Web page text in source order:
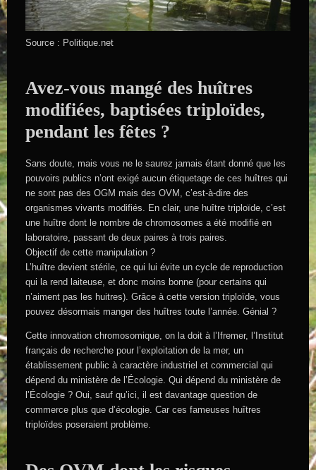
Source : Politique.net
Avez-vous mangé des huîtres
modifiées, baptisées triploïdes,
pendant les fêtes ?
Sans doute, mais vous ne le saurez jamais étant donné que les
pouvoirs publics n’ont exigé aucun étiquetage de ces huîtres qui
ne sont pas des OGM mais des OVM, c’est-à-dire des
organismes vivants modifiés. En clair, une huître triploïde, c’est
une huître dont le nombre de chromosomes a été modifié en
laboratoire, passant de deux paires à trois paires.
Objectif de cette manipulation ?
L’huître devient stérile, ce qui lui évite un cycle de reproduction
qui la rend laiteuse, et donc moins bonne (pour certains qui
n’aiment pas les huitres). Grâce à cette version triploïde, vous
pouvez désormais manger des huîtres toute l’année. Génial ?
Cette innovation chromosomique, on la doit à l’Ifremer, l’Institut
français de recherche pour l’exploitation de la mer, un
établissement public à caractère industriel et commercial qui
dépend du ministère de l’Écologie. Qui dépend du ministère de
l’Écologie ? Oui, sauf qu’ici, il est davantage question de
commerce plus que d’écologie. Car ces fameuses huîtres
triploïdes poseraient problème.